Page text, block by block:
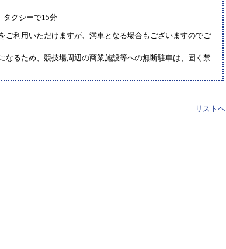
タクシーで15分
ご利用いただけますが、満車となる場合もございますのでご
なるため、競技場周辺の商業施設等への無断駐車は、固く禁
リストヘ